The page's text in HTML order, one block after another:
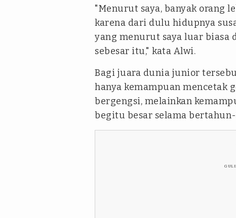
"Menurut saya, banyak orang
karena dari dulu hidupnya
yang menurut saya luar biasa
sebesar itu," kata Alwi.
Bagi juara dunia junior
hanya kemampuan mencetak
bergengsi, melainkan
begitu besar selama